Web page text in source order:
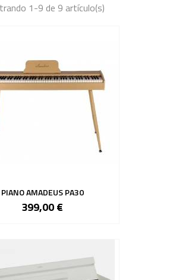
1-9 de 9 artículo(s)
PIANO AMADEUS PA30
399,00 €